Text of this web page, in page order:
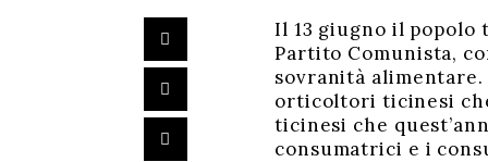
Il 13 giugno il popolo
Partito Comunista,
sovranità
orticoltori ticinesi
ticinesi che
consumatrici e i